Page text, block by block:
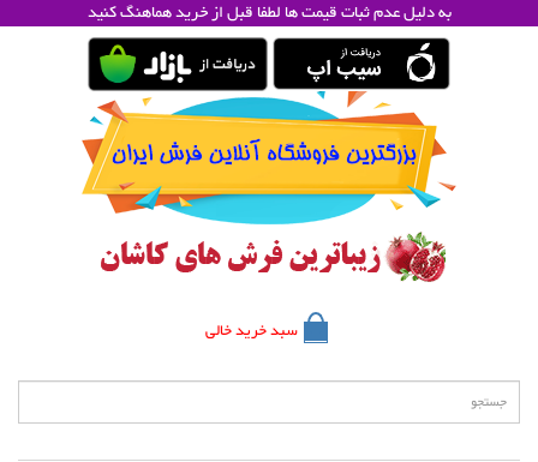
سبد خرید خالی
به دلیل عدم ثبات قیمت ها لطفا قبل از خرید هماهنگ کنید